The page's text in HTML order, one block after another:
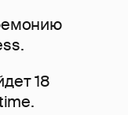
18